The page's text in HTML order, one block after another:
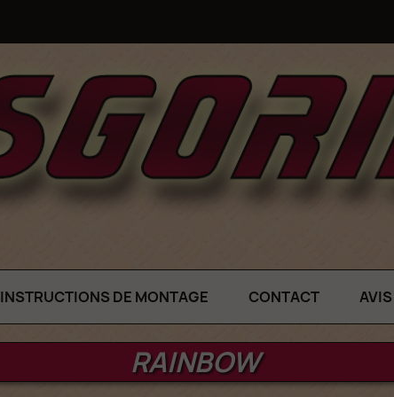
INSTRUCTIONS DE MONTAGE CONTACT AVIS
RAINBOW